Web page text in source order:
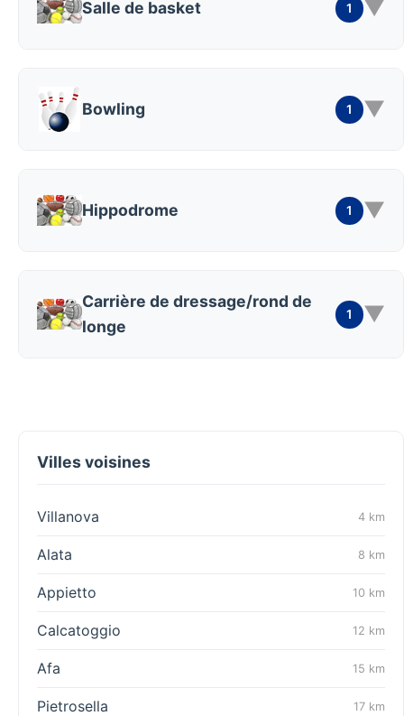
Salle de basket 1 ▼
Bowling 1 ▼
Hippodrome 1 ▼
Carrière de dressage/rond de
longe
1 ▼
Villes voisines
Villanova 4 km
Alata 8 km
Appietto 10 km
Calcatoggio 12 km
Afa 15 km
Pietrosella 17 km